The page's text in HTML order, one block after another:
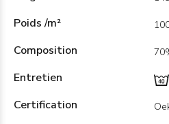
Poids /m²
Composition
Entretien
Certification